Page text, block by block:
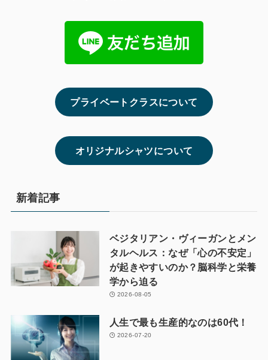
プライベートクラスについて
オリジナルシャツについて
新着記事
ベジタリアン・ヴィーガンとメン
タルヘルス：なぜ「心の不安定」
が起きやすいのか？脳科学と栄養
学から迫る
2026-08-05
人生で最も生産的なのは60代！
2026-07-20